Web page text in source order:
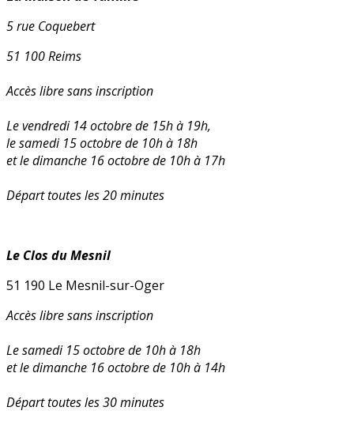
5 rue Coquebert
51 100 Reims
Accès libre sans inscription
Le vendredi 14 octobre de 15h à 19h,
le samedi 15 octobre de 10h à 18h
et le dimanche 16 octobre de 10h à 17h
Départ toutes les 20 minutes
Le Clos du Mesnil
51 190 Le Mesnil-sur-Oger
Accès libre sans inscription
Le samedi 15 octobre de 10h à 18h
et le dimanche 16 octobre de 10h à 14h
Départ toutes les 30 minutes